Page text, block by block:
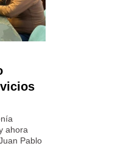
ahora
Pablo